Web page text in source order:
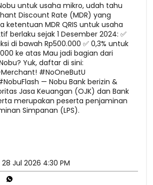
untuk usaha mikro, udah tahu
Discount Rate (MDR) yang
ketentuan MDR QRIS untuk usaha
berlaku sejak 1 Desember 2024: ✅
di bawah Rp500.000 ✅ 0,3% untuk
ke atas Mau jadi bagian dari
Yuk, daftar di sini:
#NoOneButU
— Nobu Bank berizin &
Jasa Keuangan (OJK) dan Bank
merupakan peserta penjaminan
Simpanan (LPS).
28 Jul 2026 4:30 PM